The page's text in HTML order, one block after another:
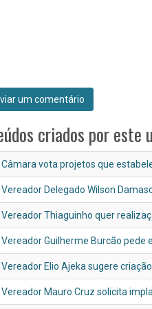
criados por este
Câmara vota projetos que
Vereador Delegado Wilson
Vereador Thiaguinho quer
Vereador Guilherme Burcão pede
Vereador Elio Ajeka sugere
Vereador Mauro Cruz solicita